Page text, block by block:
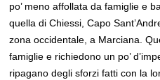
po’ meno affollata da famiglie e
quella di Chiessi, Capo
zona occidentale, a Marciana.
famiglie e richiedono un po’
ripagano degli sforzi fatti con la